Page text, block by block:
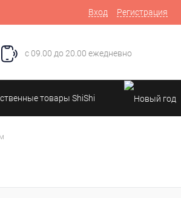
Вход Регистрация
с 09.00 до 20.00 ежедневно
товары ShiShi